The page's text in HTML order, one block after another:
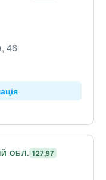
46
ОБЛ. 127,97